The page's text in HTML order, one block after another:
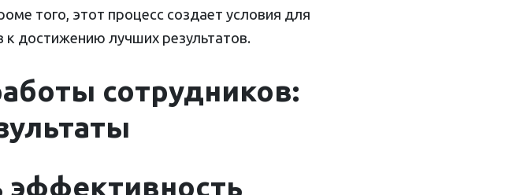
того, этот процесс создает условия для
к достижению лучших результатов.
сотрудников: